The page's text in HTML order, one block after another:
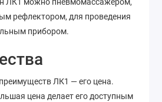
ЛК1 можно пневмомассажером,
рефлектором, для проведения
прибором.
ЛК1 — его цена.
цена делает его доступным